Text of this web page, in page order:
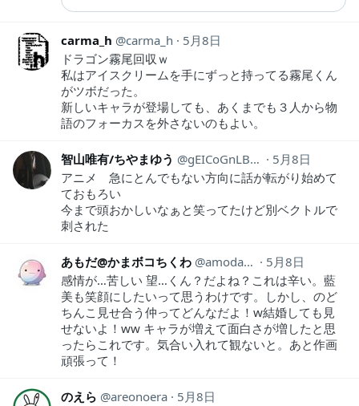
carma_h carma_h
5月8日
ドラゴン霧尾回収ｗ
私はアイスクリームを手にずっと持ってる霧尾くん
がツボだった。
新しいキャラが登場しても、あくまでも３人から物
語のフォーカスを外さないのもよい。
智山唯有/ちやまゆう gEICoGnLBGACdvv
5月8日
アニメ 急にとんでもない方向に話が転がり始めて
ておもろい
今まで頭おかしいなぁと笑ってたけど別ベクトルで
刺された
あもだ@かまボコちくわ amodakoda
5月8日
感情が…苦しい 望…くん？だよね？これは辛い。藍
美も笑顔にしたいって思うわけです。しかし、のど
ちんこ見せ合う仲ってどんなだよ！w結婚しても見
せないよ！ww キャラが増えて面白さが増したと思
ったらこれです。気合い入れて観ないと。あと作画
頑張って！
のえら areonoera
5月8日